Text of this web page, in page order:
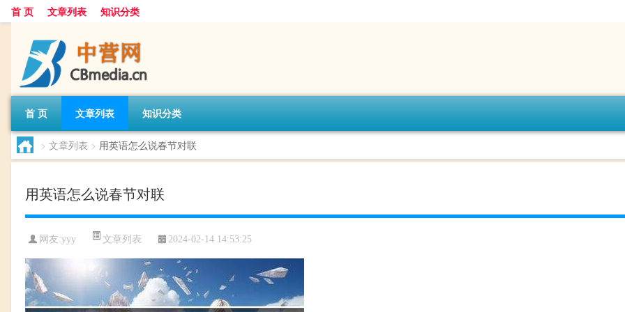
首 页 文章列表 知识分类
首 页 文章列表 知识分类
> 文章列表 > 用英语怎么说春节对联
用英语怎么说春节对联
网友:yyy 文章列表 2024-02-14 14:53:25